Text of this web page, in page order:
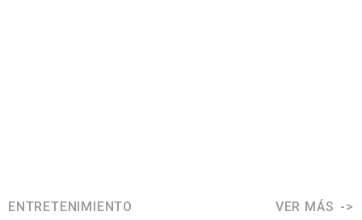
ENTRETENIMIENTO VER MÁS